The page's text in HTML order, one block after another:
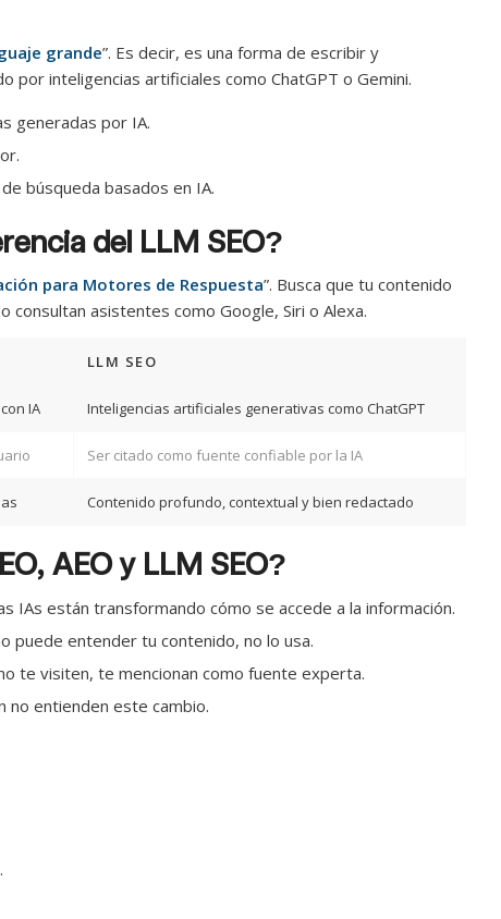
grande”. Es decir, es una forma de escribir y
inteligencias artificiales como ChatGPT o Gemini.
generadas por IA.
búsqueda basados en IA.
del LLM SEO?
para Motores de Respuesta”. Busca que tu contenido
consultan asistentes como Google, Siri o Alexa.
LLM SEO
IA Inteligencias artificiales generativas como ChatGPT
Ser citado como fuente confiable por la IA
Contenido profundo, contextual y bien redactado
AEO y LLM SEO?
IAs están transformando cómo se accede a la información.
puede entender tu contenido, no lo usa.
te visiten, te mencionan como fuente experta.
no entienden este cambio.